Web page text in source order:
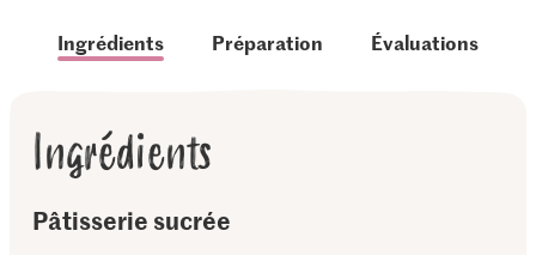
Ingrédients Préparation Évaluations
Ingrédients
Pâtisserie sucrée